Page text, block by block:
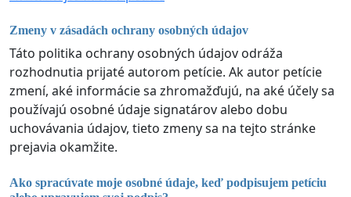
Zmeny v zásadách ochrany osobných údajov
Táto politika ochrany osobných údajov odráža
rozhodnutia prijaté autorom petície. Ak autor petície
zmení, aké informácie sa zhromažďujú, na aké účely sa
používajú osobné údaje signatárov alebo dobu
uchovávania údajov, tieto zmeny sa na tejto stránke
prejavia okamžite.
Ako spracúvate moje osobné údaje, keď podpisujem petíciu